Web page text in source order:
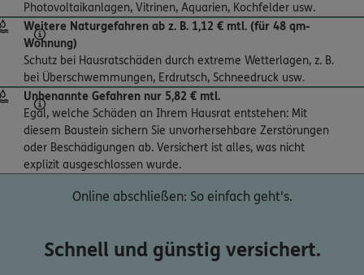
Photovoltaikanlagen, Vitrinen, Aquarien, Kochfelder usw.
Weitere Naturgefahren ab z. B. 1,12 € mtl. (für 48 qm-
Wohnung)
Schutz bei Hausratschäden durch extreme Wetterlagen, z. B.
bei Überschwemmungen, Erdrutsch, Schneedruck usw.
Unbenannte Gefahren nur 5,82 € mtl.
Egal, welche Schäden an Ihrem Hausrat entstehen: Mit
diesem Baustein sichern Sie unvorhersehbare Zerstörungen
oder Beschädigungen ab. Versichert ist alles, was nicht
explizit ausgeschlossen wurde.
Online abschließen: So einfach geht's.
Schnell und günstig versichert.